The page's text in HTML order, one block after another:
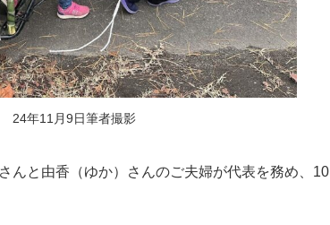
24年11月9日筆者撮影
んと由香（ゆか）さんのご夫婦が代表を務め、10